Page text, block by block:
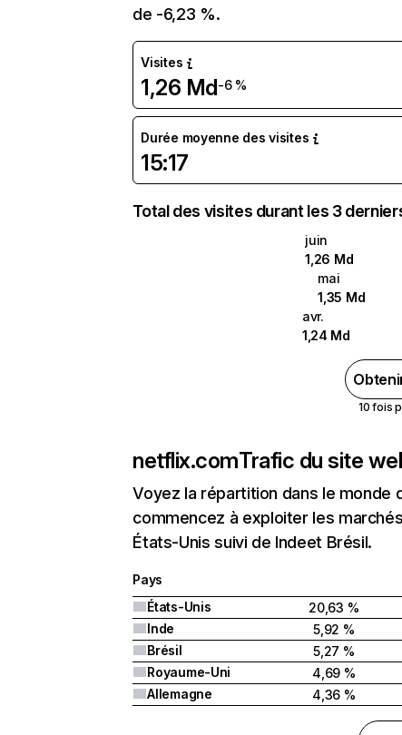
de -6,23 %.
Visites
1,26 Md-6 %
Durée moyenne des visites
15:17
Total des visites durant les 3
juin
1,26 Md
mai
1,35 Md
avr.
1,24 Md
10 fois
netflix.comTrafic du site
Voyez la répartition dans le
commencez à exploiter les
États-Unis suivi de Indeet Brésil.
Pays
États-Unis
20,63 %
Inde
5,92 %
Brésil
5,27 %
Royaume-Uni
4,69 %
Allemagne
4,36 %